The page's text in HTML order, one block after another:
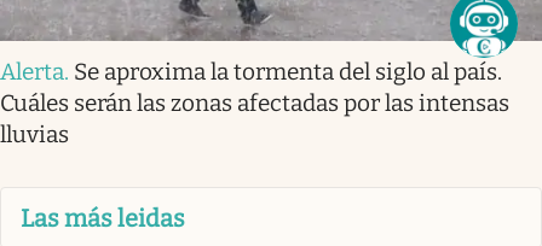
Alerta. Se aproxima la tormenta del siglo al país.
Cuáles serán las zonas afectadas por las intensas
lluvias
Las más leidas